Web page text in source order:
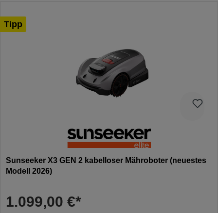
Tipp
Sunseeker X3 GEN 2 kabelloser Mähroboter (neuestes
Modell 2026)
1.099,00 €*